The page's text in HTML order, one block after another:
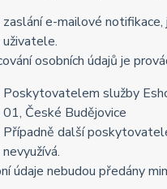
zaslání e-mailové
uživatele.
osobních údajů je
Poskytovatelem služby
01, České Budějovice
Případně další
nevyužívá.
údaje nebudou předány